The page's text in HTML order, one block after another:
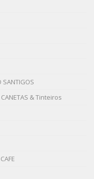
SANTIGOS
CANETAS & Tinteiros